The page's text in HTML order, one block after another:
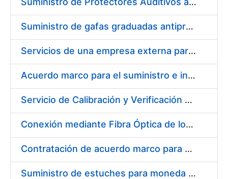
Suministro de gafas graduadas antiproyecciones para los trabajadores de la FNMT-RCM en los centros de trabajo de Madrid y Burgos
Servicios de una empresa externa para el asesoramiento y resolución de los recursos de alzada que se presentan relacionados con procesos de selección para la FNMT-RCM
Acuerdo marco para el suministro e instalación de persianas, estores y otros complementos
Servicio de Calibración y Verificación Externa de los Equipos de Medición del Servicio de Prevención de la FNMT-RCM
Conexión mediante Fibra Óptica de los Centros de Proceso de Datos (CPDs) de las sedes de la FNMT-RCM de Burgos y Madrid
Contratación de acuerdo marco para el Suministro de Material de Electricidad para la Fábrica Nacional de Moneda y Timbre-Real Casa de la Moneda en su centro de trabajo de Burgos
Suministro de estuches para moneda de 30 €